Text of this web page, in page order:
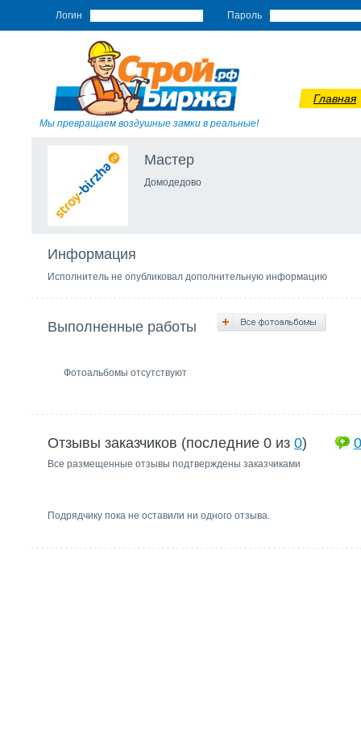
Логин Пароль
Мы превращаем воздушные замки в реальные!
Главная
Мастер
Домодедово
Информация
Исполнитель не опубликовал дополнительную информацию
Выполненные работы
Фотоальбомы отсутствуют
Отзывы заказчиков (последние 0 из 0) 0
Все размещенные отзывы подтверждены заказчиками
Подрядчику пока не оставили ни одного отзыва.